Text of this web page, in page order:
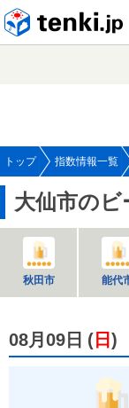
トップ 指数情報一覧
大仙市のビ
秋田市 能代
08月09日 ( 日 )